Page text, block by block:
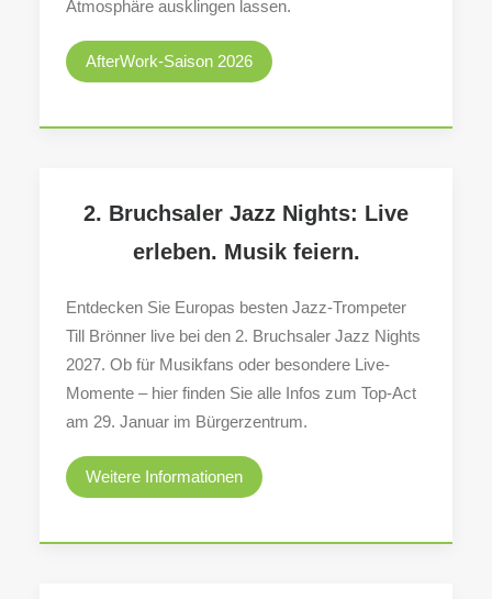
Atmosphäre ausklingen lassen.
AfterWork-Saison 2026
2. Bruchsaler Jazz Nights: Live
erleben. Musik feiern.
Entdecken Sie Europas besten Jazz-Trompeter
Till Brönner live bei den 2. Bruchsaler Jazz Nights
2027. Ob für Musikfans oder besondere Live-
Momente – hier finden Sie alle Infos zum Top-Act
am 29. Januar im Bürgerzentrum.
Weitere Informationen